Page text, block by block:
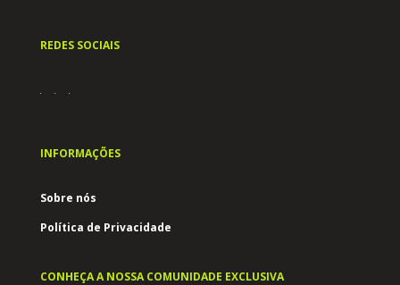
REDES SOCIAIS
INFORMAÇÕES
Sobre nós
Política de Privacidade
CONHEÇA A NOSSA COMUNIDADE EXCLUSIVA